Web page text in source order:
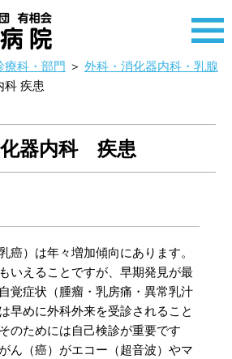
療科・部門 ＞ 外科・消化器内科・乳腺
科 疾患
器内科 疾患
癌）は年々増加傾向にあります。
いえることですが、早期発見が最
覚症状（腫瘤・乳房痛・異常乳汁
早めに外科外来を受診されること
のためには自己検診が重要です
ん（癌）がエコー（超音波）やマ